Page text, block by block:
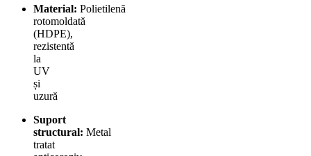
Material: Polietilenă
rotomoldată
(HDPE),
rezistentă
la
UV
și
uzură
Suport
structural: Metal
tratat